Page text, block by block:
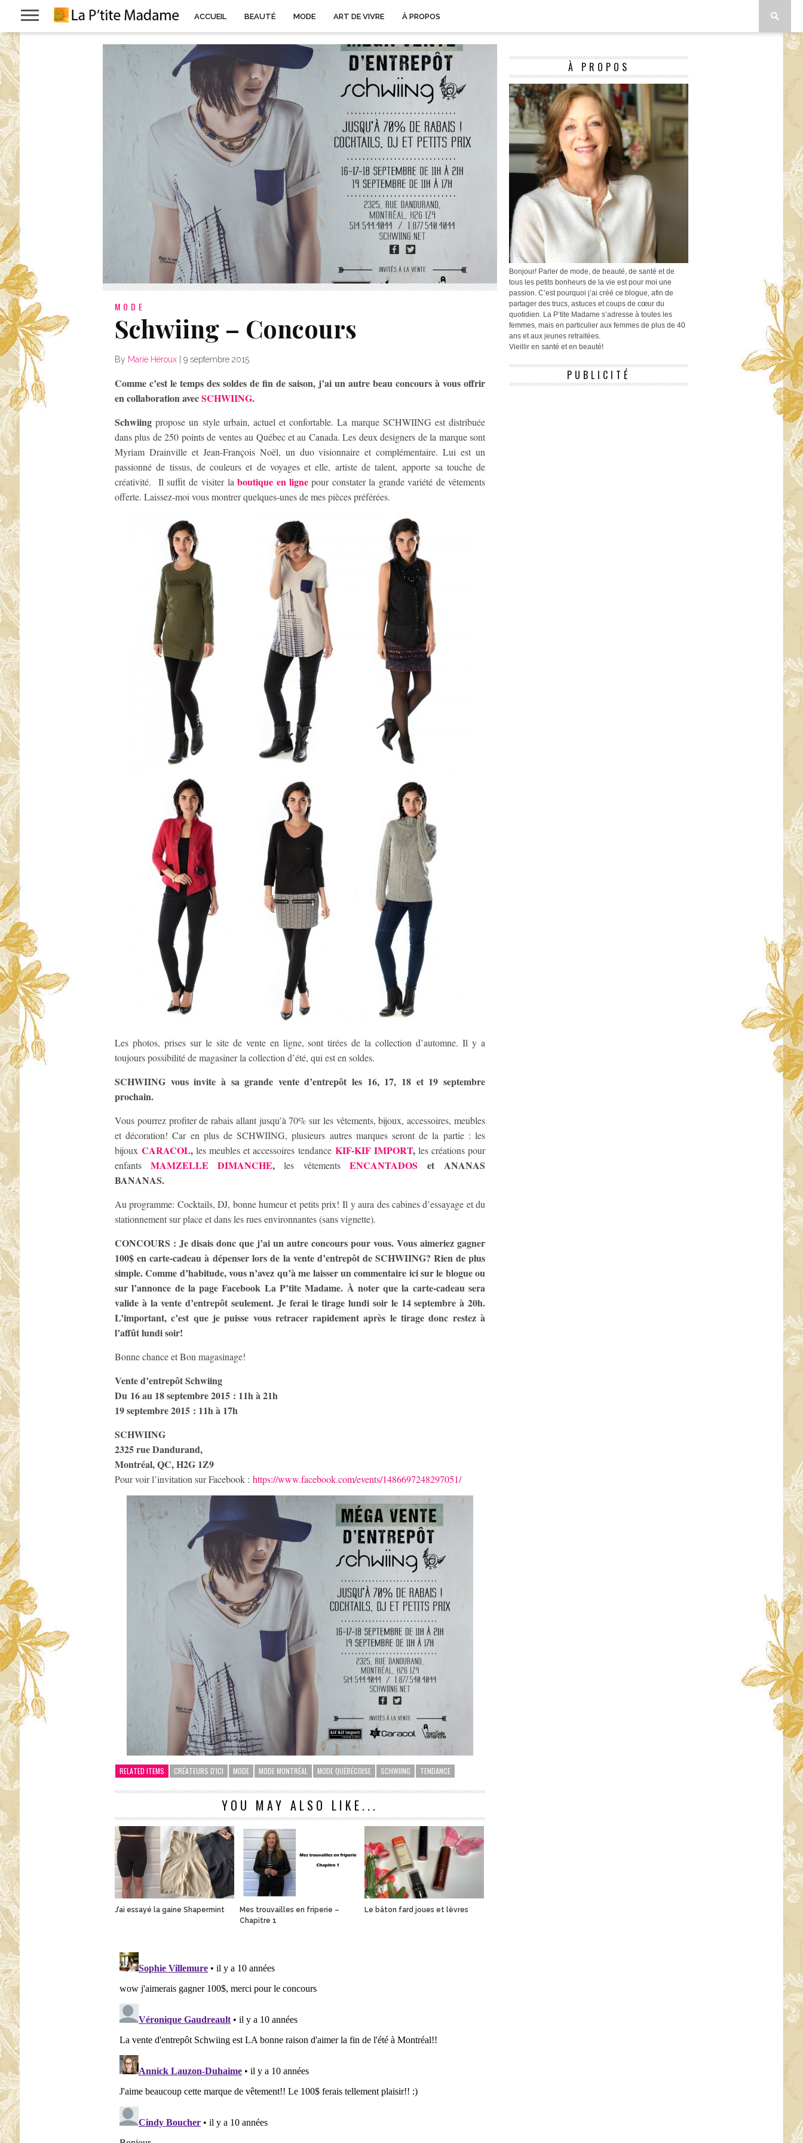
ACCUEIL BEAUTÉ MODE ART DE VIVRE À PROPOS
MODE
Schwiing – Concours
By Marie Héroux 9 septembre 2015
Comme c’est le temps des soldes de fin de saison, j’ai un autre beau concours à vous offrir
en collaboration avecSCHWIING.
Schwiing propose un style urbain, actuel et confortable. La marque SCHWIING est distribuée
dans plus de 250 points de ventes au Québec et au Canada. Les deux designers de la marque sont
Myriam Drainville et Jean-François Noël, un duo visionnaire et complémentaire. Lui est un
passionné de tissus, de couleurs et de voyages et elle, artiste de talent, apporte sa touche de
créativité. Il suffit de visiter la boutique en ligne pour constater la grande variété de vêtements
offerte. Laissez-moi vous montrer quelques-unes de mes pièces préférées.
Les photos, prises sur le site de vente en ligne, sont tirées de la collection d’automne. Il y a
toujours possibilité de magasiner la collection d’été, qui est en soldes.
SCHWIING vous invite à sa grande vente d’entrepôt les 16, 17, 18 et 19 septembre
prochain.
Vous pourrez profiter de rabais allant jusqu’à 70% sur les vêtements, bijoux, accessoires, meubles
et décoration! Car en plus de SCHWIING, plusieurs autres marques seront de la partie : les
bijouxCARACOL,les meubles et accessoires tendance KIF-KIF IMPORT, les créations pour
enfants
MAMZELLE DIMANCHE,les vêtements ENCANTADOS et ANANAS
BANANAS.
Au programme: Cocktails, DJ, bonne humeur et petits prix! Il y aura des cabines d’essayage et du
stationnement sur place et dans les rues environnantes (sans vignette).
CONCOURS : Je disais donc que j’ai un autre concours pour vous. Vous aimeriez gagner
100$ en carte-cadeau à dépenser lors de la vente d’entrepôt de SCHWIING? Rien de plus
simple. Comme d’habitude, vous n’avez qu’à me laisser un commentaire ici sur le blogue ou
sur l’annonce de la page Facebook La P’tite Madame. À noter que la carte-cadeau sera
valide à la vente d’entrepôt seulement. Je ferai le tirage lundi soir le 14 septembre à 20h.
L’important, c’est que je puisse vous retracer rapidement après le tirage donc restez à
l’affût lundi soir!
Bonne chance et Bon magasinage!
Vente d’entrepôt Schwiing
Du 16 au 18 septembre 2015 : 11h à 21h
19 septembre 2015 : 11h à 17h
SCHWIING
2325 rue Dandurand,
Montréal, QC, H2G 1Z9
Pour voir l’invitation sur Facebook : https://www.facebook.com/events/1486697248297051/
RELATED ITEMS CRÉATEURS D'ICI MODE MODE MONTRÉAL MODE QUÉBÉCOISE SCHWIING TENDANCE
YOU MAY ALSO LIKE...
J’ai essayé la gaine Shapermint
Mes trouvailles en friperie –
Chapitre 1
Le bâton fard joues et lèvres
À PROPOS
Bonjour! Parler de mode, de beauté, de santé et de
tous les petits bonheurs de la vie est pour moi une
passion. C’est pourquoi j’ai créé ce blogue, afin de
partager des trucs, astuces et coups de cœur du
quotidien. La P’tite Madame s’adresse à toutes les
femmes, mais en particulier aux femmes de plus de 40
ans et aux jeunes retraitées.
Vieillir en santé et en beauté!
PUBLICITÉ